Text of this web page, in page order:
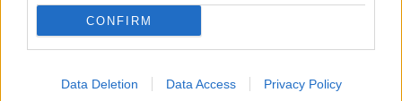
CONFIRM
Data Deletion Data Access Privacy Policy
Csak az unokájával akar "messzendzserezni", mert a fia nem